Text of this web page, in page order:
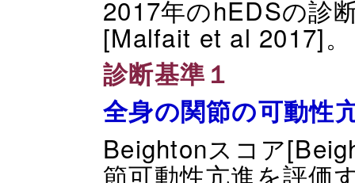
2017年のhEDSの診
[Malfait et al 2017]。
診断基準１
全身の関節の可動性
Beightonスコア
節可動性亢進を評価